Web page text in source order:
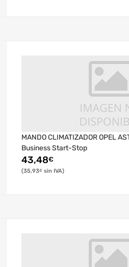
MANDO CLIMATIZADOR OPEL
Business Start-Stop
43,48€
35,93€